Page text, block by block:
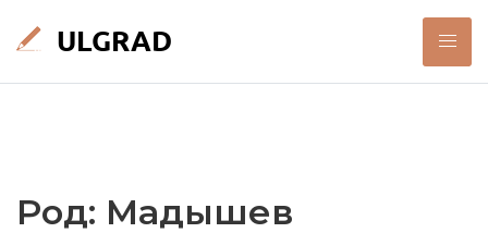
Род: Мадышев